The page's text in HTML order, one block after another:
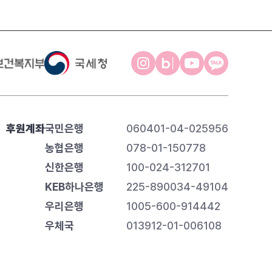
후원계좌국민은행
060401-04-025956
농협은행
078-01-150778
신한은행
100-024-312701
KEB하나은행
225-890034-49104
우리은행
1005-600-914442
우체국
013912-01-006108